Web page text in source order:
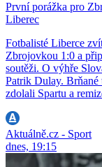
První porážka pro
Liberec
Fotbalisté Liberce
Zbrojovkou 1:0 a
soutěži. O výhře
Patrik Dulay. Brňané
zdolali Spartu a
Aktuálně.cz - Sport
dnes, 19:15